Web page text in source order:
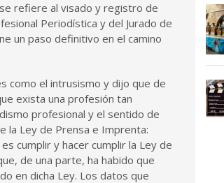
refiere al visado y registro de
Periodística y del Jurado de
un paso definitivo en el camino
como el intrusismo y dijo que de
exista una profesión tan
profesional y el sentido de
la Ley de Prensa e Imprenta:
cumplir y hacer cumplir la Ley de
de una parte, ha habido que
en dicha Ley. Los datos que